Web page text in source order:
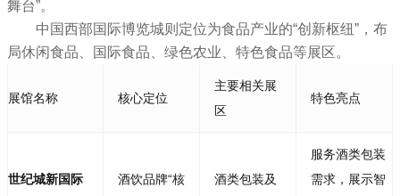
舞台”。
中国西部国际博览城则定位为食品产业的“创新枢纽”，布
局休闲食品、国际食品、绿色农业、特色食品等展区。
展馆名称 核心定位
主要相关展
区
特色亮点
世纪城新国际
酒饮品牌“核
酒类包装及
服务酒类包装
需求，展示智